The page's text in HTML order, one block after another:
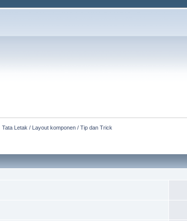
Tata Letak / Layout komponen / Tip dan Trick